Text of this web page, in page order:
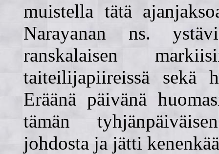
muistella tätä
Narayanan ns.
ranskalaisen
taiteilijapiireissä sekä
Eräänä päivänä
tämän
johdosta ja jätti